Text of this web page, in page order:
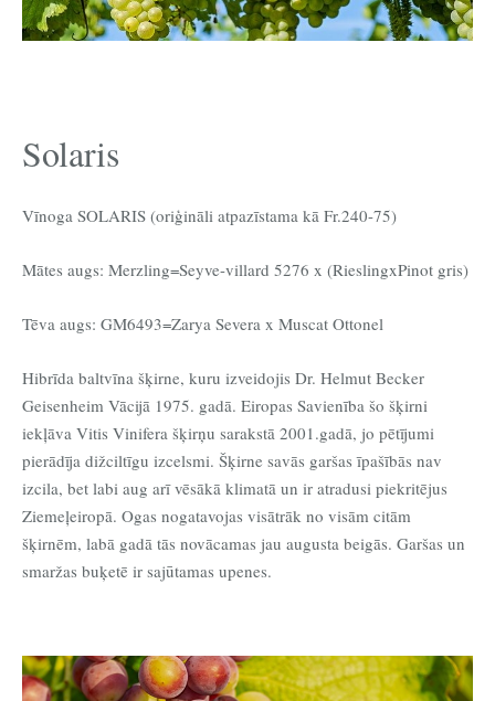
Solaris
Vīnoga SOLARIS (oriģināli atpazīstama kā Fr.240-75)
Mātes augs: Merzling=Seyve-villard 5276 x (RieslingxPinot gris)
Tēva augs: GM6493=Zarya Severa x Muscat Ottonel
Hibrīda baltvīna šķirne, kuru izveidojis Dr. Helmut Becker
Geisenheim Vācijā 1975. gadā. Eiropas Savienība šo šķirni
iekļāva Vitis Vinifera šķirņu sarakstā 2001.gadā, jo pētījumi
pierādīja dižciltīgu izcelsmi. Šķirne savās garšas īpašībās nav
izcila, bet labi aug arī vēsākā klimatā un ir atradusi piekritējus
Ziemeļeiropā. Ogas nogatavojas visātrāk no visām citām
šķirnēm, labā gadā tās novācamas jau augusta beigās. Garšas un
smaržas buķetē ir sajūtamas upenes.